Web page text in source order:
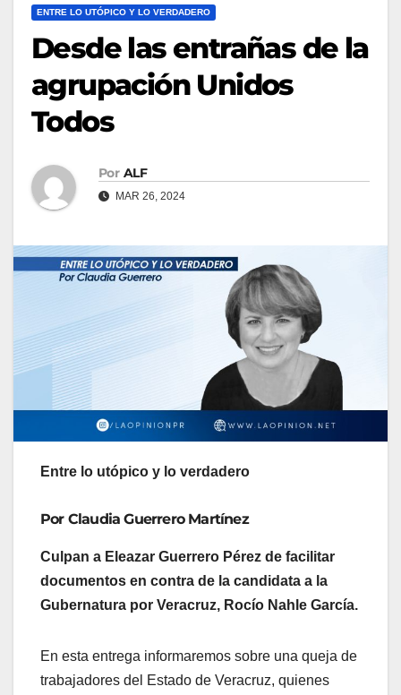
ENTRE LO UTÓPICO Y LO VERDADERO
Desde las entrañas de la
agrupación Unidos
Todos
Por ALF
MAR 26, 2024
Entre lo utópico y lo verdadero
Por Claudia Guerrero Martínez
Culpan a Eleazar Guerrero Pérez de facilitar
documentos en contra de la candidata a la
Gubernatura por Veracruz, Rocío Nahle García.
En esta entrega informaremos sobre una queja de
trabajadores del Estado de Veracruz, quienes